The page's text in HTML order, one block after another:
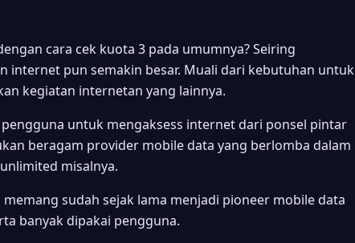
cara cek kuota 3 pada umumnya? Seiring
internet pun semakin besar. Muali dari kebutuhan untuk
kegiatan internetan yang lainnya.
untuk mengaksess internet dari ponsel pintar
beragam provider mobile data yang berlomba dalam
misalnya.
sudah sejak lama menjadi pioneer mobile data
banyak dipakai pengguna.